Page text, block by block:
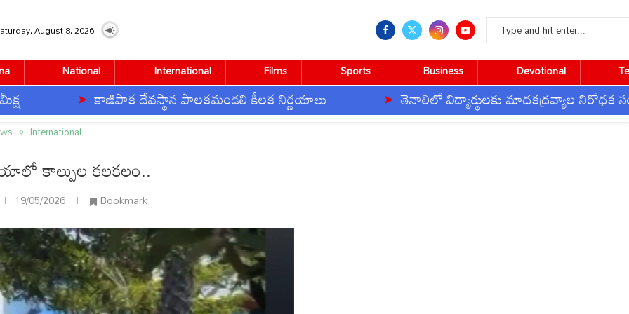
August 8, 2026
National International Films Sports Business Devotional
కాణిపాక దేవస్థాన పాలకమండలి కీలక నిర్ణయాలు తెనాలిలో విద్యార్థులకు మాదకద్రవ్యాల నిరోధక సంకల్పం
International
కాల్పుల కలకలం..
19/05/2026 Bookmark